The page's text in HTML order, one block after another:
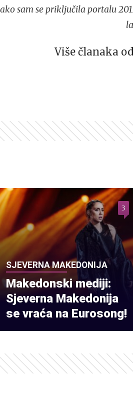
sam se priključila portalu
Više članaka od
SJEVERNA MAKEDONIJA
Makedonski mediji:
Sjeverna Makedonija
se vraća na Eurosong!
3